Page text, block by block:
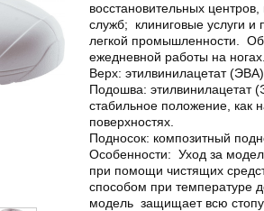
восстановительных
служб; клиниговые услуги и
легкой промышленности.
ежедневной работы на ногах.
Верх: этилвинилацетат (ЭВА)
Подошва: этилвинилацетат
стабильное положение, как
поверхностях.
Подносок: композитный
Особенности: Уход за
при помощи чистящих
способом при температуре
модель защищает всю стопу